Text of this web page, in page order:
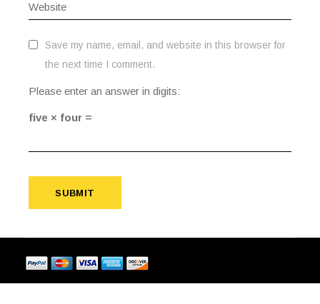
Save my name, email, and website in this browser for
the next time I comment.
Please enter an answer in digits:
five × four =
SUBMIT
SUBMIT